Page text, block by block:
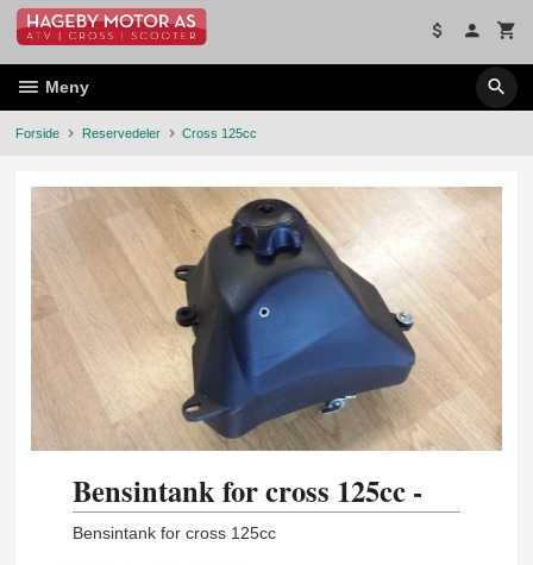
Gå
innholdet
Meny
Forside Reservedeler Cross 125cc
Bensintank for cross 125cc -
Bensintank for cross 125cc